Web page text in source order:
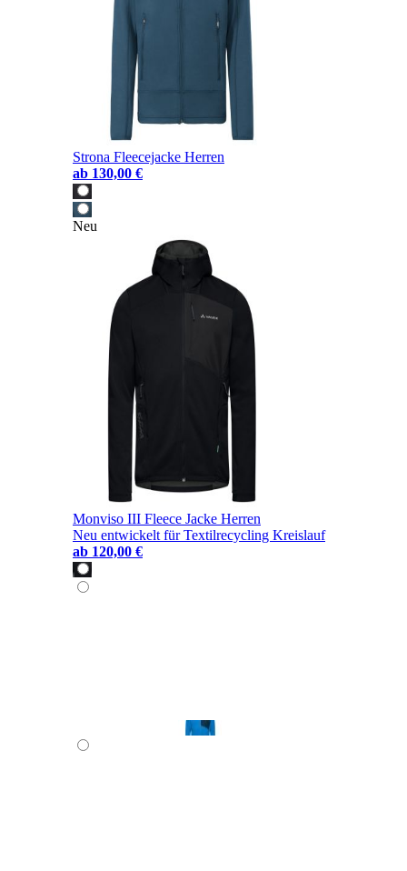
Strona Fleecejacke Herren
ab 130,00 €
Neu
Monviso III Fleece Jacke Herren
Neu entwickelt für Textilrecycling Kreislauf
ab 120,00 €